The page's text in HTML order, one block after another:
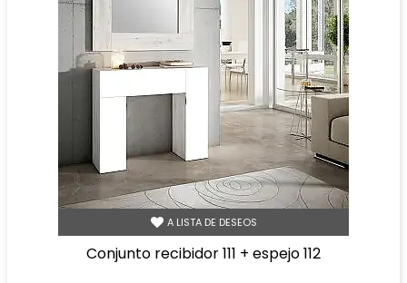
A LISTA DE DESEOS
conjunto recibidor 111 + espejo 112